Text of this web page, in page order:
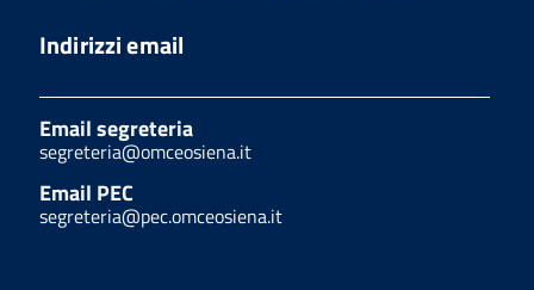
Indirizzi email
Email segreteria
segreteria@omceosiena.it
Email PEC
segreteria@pec.omceosiena.it